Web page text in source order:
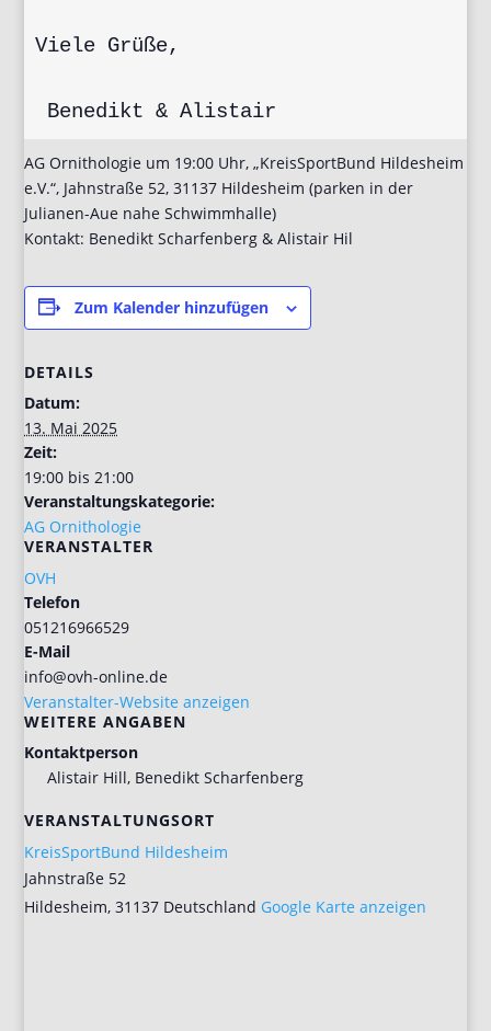
Viele Grüße,
Benedikt & Alistair
AG Ornithologie um 19:00 Uhr, „KreisSportBund Hildesheim
e.V.“, Jahnstraße 52, 31137 Hildesheim (parken in der
Julianen-Aue nahe Schwimmhalle)
Kontakt: Benedikt Scharfenberg & Alistair Hil
Zum Kalender hinzufügen
DETAILS
Datum:
13. Mai 2025
Zeit:
19:00 bis 21:00
Veranstaltungskategorie:
AG Ornithologie
VERANSTALTER
OVH
Telefon
051216966529
E-Mail
info@ovh-online.de
Veranstalter-Website anzeigen
WEITERE ANGABEN
Kontaktperson
Alistair Hill, Benedikt Scharfenberg
VERANSTALTUNGSORT
KreisSportBund Hildesheim
Jahnstraße 52
Hildesheim, 31137 Deutschland Google Karte anzeigen